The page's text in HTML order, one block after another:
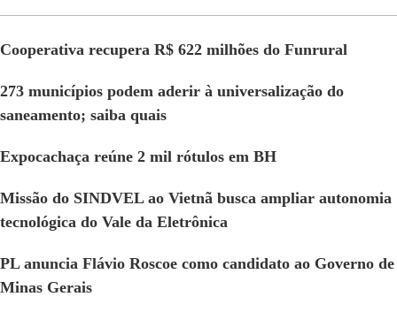
Cooperativa recupera R$ 622 milhões do Funrural
273 municípios podem aderir à universalização do
saneamento; saiba quais
Expocachaça reúne 2 mil rótulos em BH
Missão do SINDVEL ao Vietnã busca ampliar autonomia
tecnológica do Vale da Eletrônica
PL anuncia Flávio Roscoe como candidato ao Governo de
Minas Gerais